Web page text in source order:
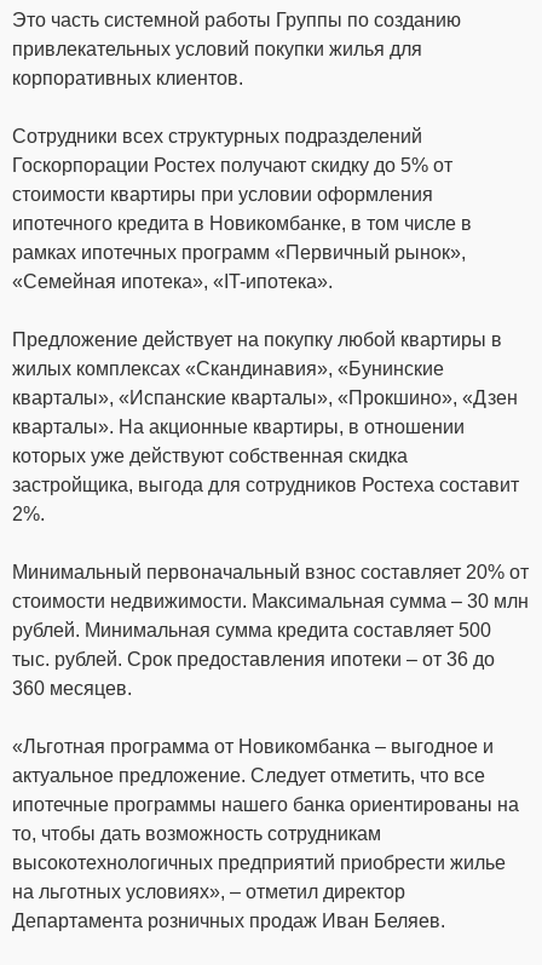
Это часть системной работы Группы по созданию
привлекательных условий покупки жилья для
корпоративных клиентов.
Сотрудники всех структурных подразделений
Госкорпорации Ростех получают скидку до 5% от
стоимости квартиры при условии оформления
ипотечного кредита в Новикомбанке, в том числе в
рамках ипотечных программ «Первичный рынок»,
«Семейная ипотека», «IT-ипотека».
Предложение действует на покупку любой квартиры в
жилых комплексах «Скандинавия», «Бунинские
кварталы», «Испанские кварталы», «Прокшино», «Дзен
кварталы». На акционные квартиры, в отношении
которых уже действуют собственная скидка
застройщика, выгода для сотрудников Ростеха составит
2%.
Минимальный первоначальный взнос составляет 20% от
стоимости недвижимости. Максимальная сумма – 30 млн
рублей. Минимальная сумма кредита составляет 500
тыс. рублей. Срок предоставления ипотеки – от 36 до
360 месяцев.
«Льготная программа от Новикомбанка – выгодное и
актуальное предложение. Следует отметить, что все
ипотечные программы нашего банка ориентированы на
то, чтобы дать возможность сотрудникам
высокотехнологичных предприятий приобрести жилье
на льготных условиях», – отметил директор
Департамента розничных продаж Иван Беляев.